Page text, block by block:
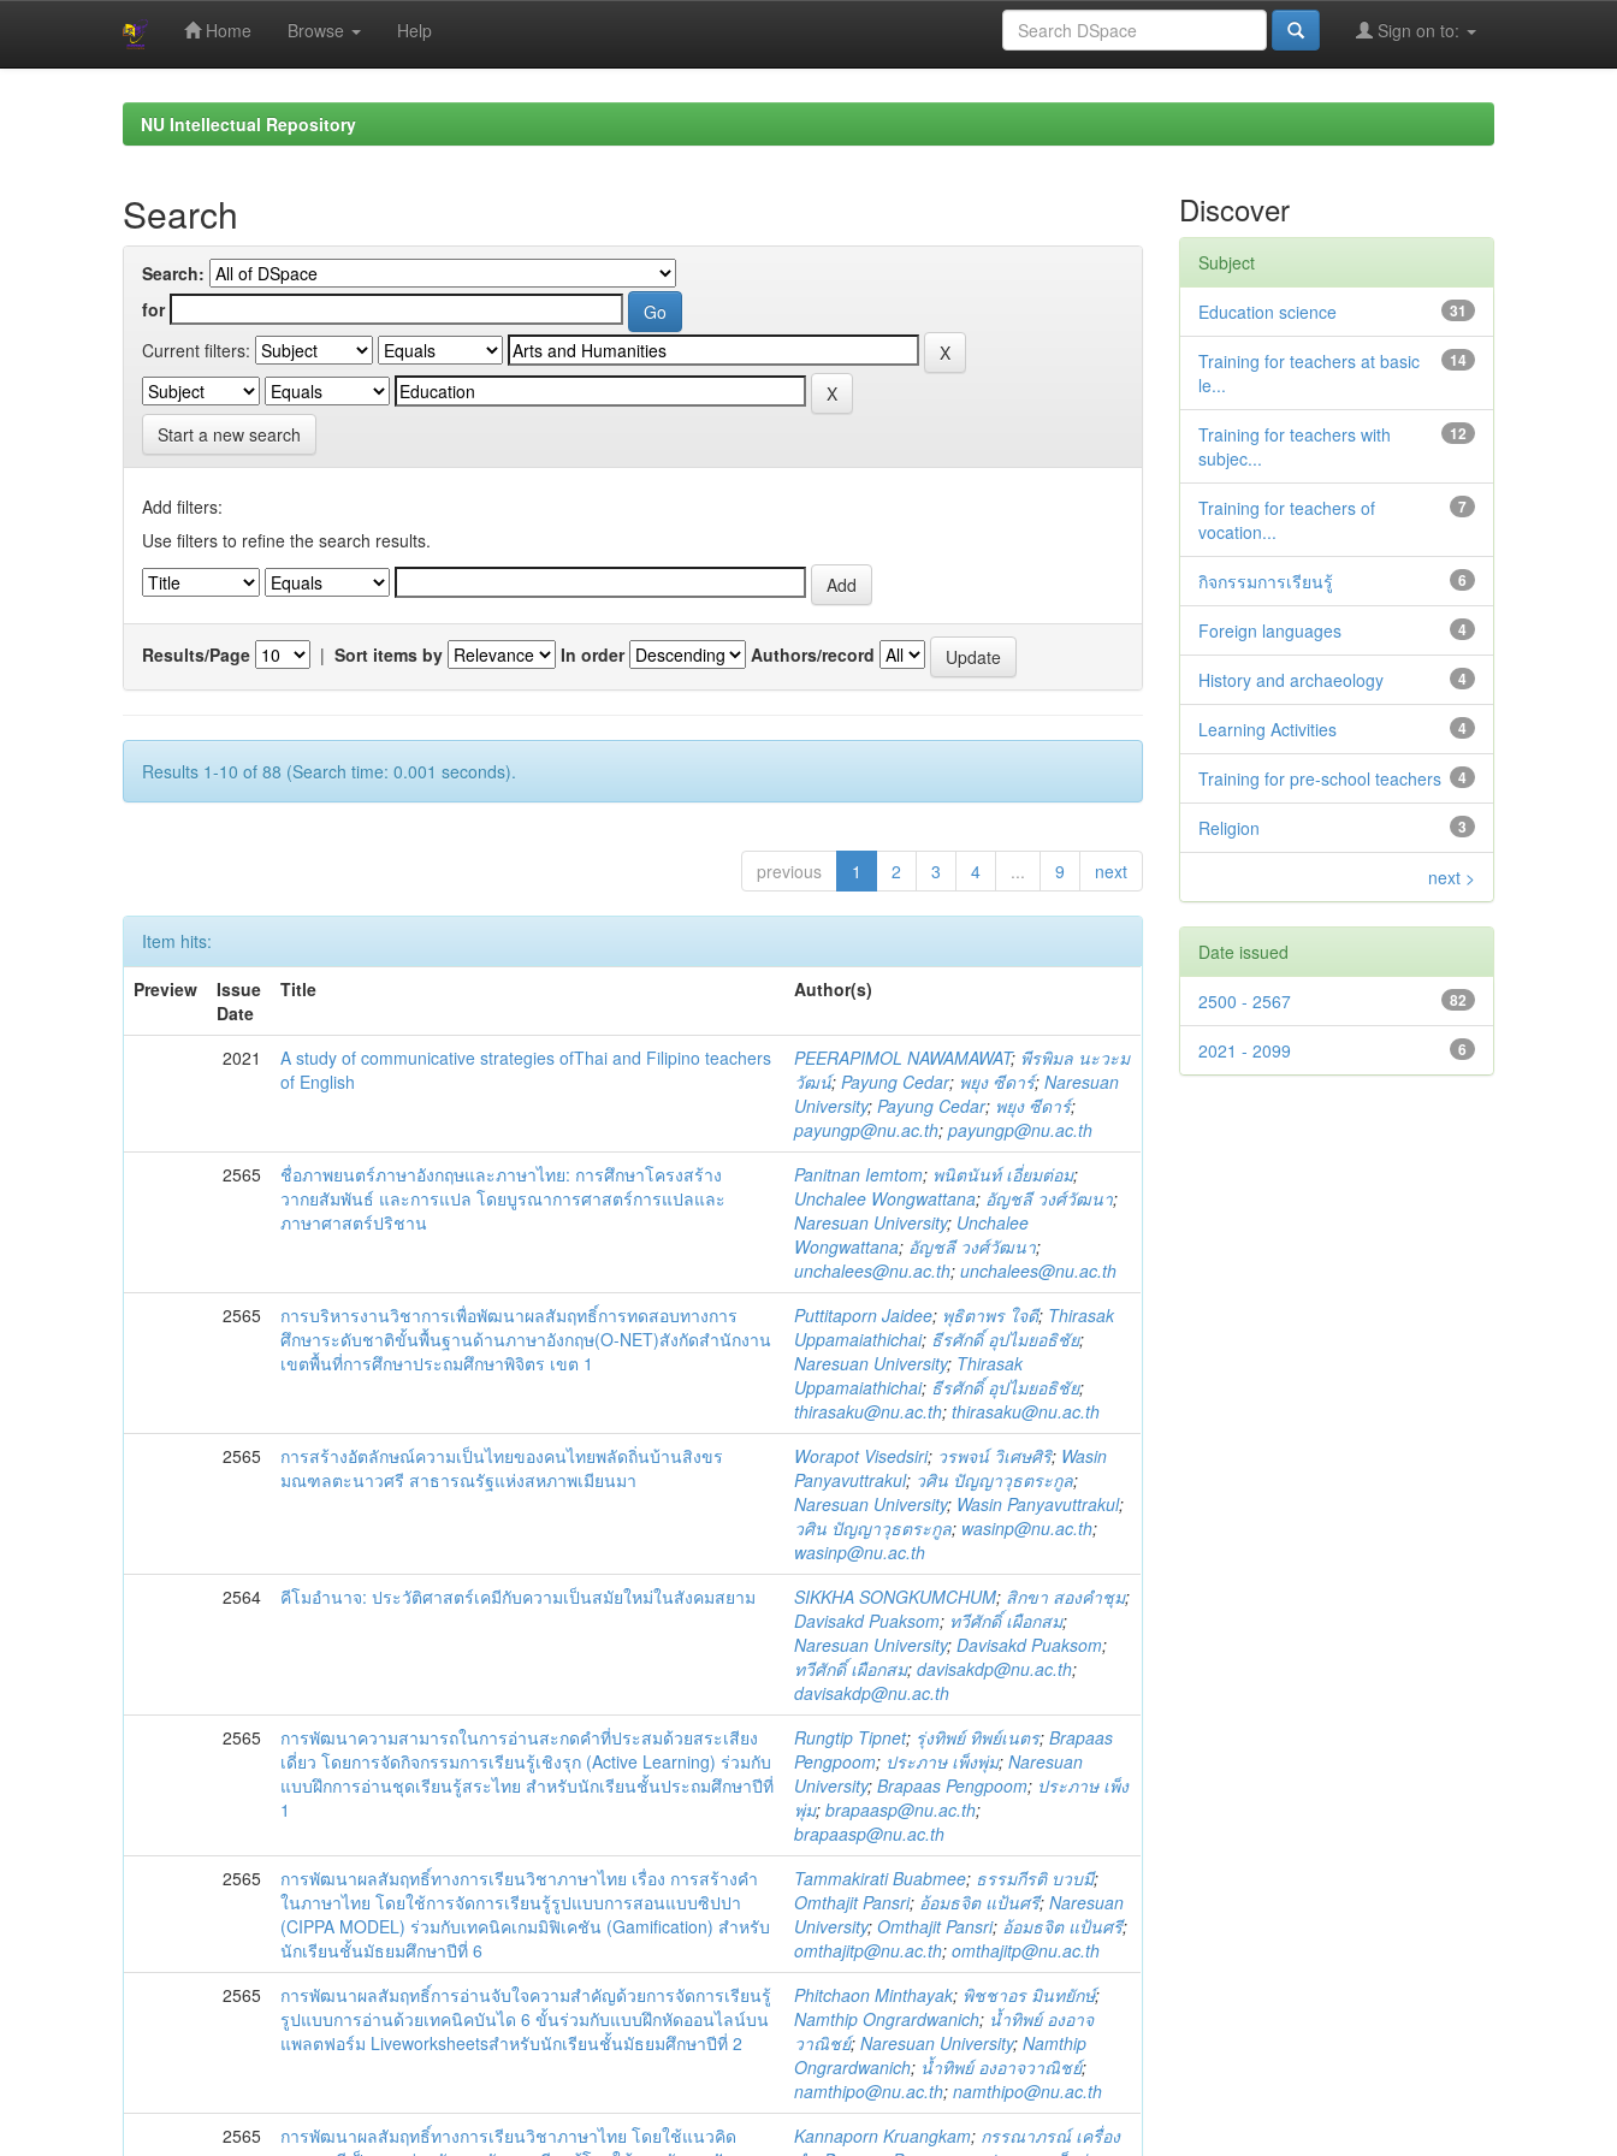
Home Browse Help Sign on to:
NU Intellectual Repository
Search
Search:
for
Current filters:
Start a new search
Add filters:
Use filters to refine the search results.
Results/Page | Sort items by In order Authors/record
Results 1-10 of 88 (Search time: 0.001 seconds).
previous 1 2 3 4 ... 9 next
Item hits:
Preview
Issue
Date
Title Author(s)
2021
A study of communicative strategies ofThai and Filipino teachers
of English
PEERAPIMOL NAWAMAWAT; พีรพิมล นะวะม
วัฒน์;Payung Cedar; พยุง ซีดาร์;Naresuan
University;Payung Cedar; พยุง ซีดาร์;
payungp@nu.ac.th;payungp@nu.ac.th
2565
ชื่อภาพยนตร์ภาษาอังกฤษและภาษาไทย: การศึกษาโครงสร้าง
วากยสัมพันธ์ และการแปล โดยบูรณาการศาสตร์การแปลและ
ภาษาศาสตร์ปริชาน
Panitnan Iemtom; พนิตนันท์ เอี่ยมต่อม;
Unchalee Wongwattana; อัญชลี วงศ์วัฒนา;
Naresuan University; Unchalee
Wongwattana; อัญชลี วงศ์วัฒนา;
unchalees@nu.ac.th;unchalees@nu.ac.th
2565
การบริหารงานวิชาการเพื่อพัฒนาผลสัมฤทธิ์การทดสอบทางการ
ศึกษาระดับชาติขั้นพื้นฐานด้านภาษาอังกฤษ(O-NET)สังกัดสำนักงาน
เขตพื้นที่การศึกษาประถมศึกษาพิจิตร เขต 1
Puttitaporn Jaidee; พุธิตาพร ใจดี; Thirasak
Uppamaiathichai; ธีรศักดิ์ อุปไมยอธิชัย;
Naresuan University; Thirasak
Uppamaiathichai; ธีรศักดิ์ อุปไมยอธิชัย;
thirasaku@nu.ac.th;thirasaku@nu.ac.th
2565
การสร้างอัตลักษณ์ความเป็นไทยของคนไทยพลัดถิ่นบ้านสิงขร
มณฑลตะนาวศรี สาธารณรัฐแห่งสหภาพเมียนมา
Worapot Visedsiri; วรพจน์ วิเศษศิริ; Wasin
Panyavuttrakul; วศิน ปัญญาวุธตระกูล;
Naresuan University; Wasin Panyavuttrakul;
วศิน ปัญญาวุธตระกูล; wasinp@nu.ac.th;
wasinp@nu.ac.th
2564
คีโมอำนาจ: ประวัติศาสตร์เคมีกับความเป็นสมัยใหม่ในสังคมสยาม SIKKHA SONGKUMCHUM; สิกขา สองคำชุม;
Davisakd Puaksom; ทวีศักดิ์ เผือกสม;
Naresuan University;Davisakd Puaksom;
ทวีศักดิ์ เผือกสม;davisakdp@nu.ac.th;
davisakdp@nu.ac.th
2565
การพัฒนาความสามารถในการอ่านสะกดคำที่ประสมด้วยสระเสียง
เดี่ยว โดยการจัดกิจกรรมการเรียนรู้เชิงรุก (Active Learning) ร่วมกับ
แบบฝึกการอ่านชุดเรียนรู้สระไทย สำหรับนักเรียนชั้นประถมศึกษาปีที่
1
Rungtip Tipnet; รุ่งทิพย์ ทิพย์เนตร;Brapaas
Pengpoom; ประภาษ เพ็งพุ่ม;Naresuan
University;Brapaas Pengpoom; ประภาษ เพ็ง
พุ่ม;brapaasp@nu.ac.th;
brapaasp@nu.ac.th
2565
การพัฒนาผลสัมฤทธิ์ทางการเรียนวิชาภาษาไทย เรื่อง การสร้างคำ
ในภาษาไทย โดยใช้การจัดการเรียนรู้รูปแบบการสอนแบบซิปปา
(CIPPA MODEL) ร่วมกับเทคนิคเกมมิฟิเคชัน (Gamification) สำหรับ
นักเรียนชั้นมัธยมศึกษาปีที่ 6
Tammakirati Buabmee; ธรรมกีรติ บวบมี;
Omthajit Pansri; อ้อมธจิต แป้นศรี;Naresuan
University;Omthajit Pansri; อ้อมธจิต แป้นศรี;
omthajitp@nu.ac.th;omthajitp@nu.ac.th
2565
การพัฒนาผลสัมฤทธิ์การอ่านจับใจความสำคัญด้วยการจัดการเรียนรู้
รูปแบบการอ่านด้วยเทคนิคบันได 6 ขั้นร่วมกับแบบฝึกหัดออนไลน์บน
แพลตฟอร์ม Liveworksheetsสำหรับนักเรียนชั้นมัธยมศึกษาปีที่ 2
Phitchaon Minthayak; พิชชาอร มินทยักษ์;
Namthip Ongrardwanich; น้ำทิพย์ องอาจ
วาณิชย์;Naresuan University;Namthip
Ongrardwanich; น้ำทิพย์ องอาจวาณิชย์;
namthipo@nu.ac.th;namthipo@nu.ac.th
2565
การพัฒนาผลสัมฤทธิ์ทางการเรียนวิชาภาษาไทย โดยใช้แนวคิด
Kannaporn Kruangkam; กรรณาภรณ์ เครื่อง
Discover
Subject
31
Education science
14
Training for teachers at basic
le...
12
Training for teachers with
subjec...
7
Training for teachers of
vocation...
6
กิจกรรมการเรียนรู้
4
Foreign languages
4
History and archaeology
4
Learning Activities
4
Training for pre-school teachers
3
Religion
next >
Date issued
82
2500 - 2567
6
2021 - 2099